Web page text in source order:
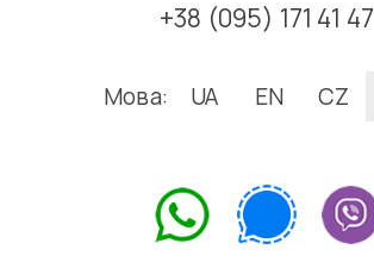
+38 (095) 171 41 47
Мова: UA EN CZ